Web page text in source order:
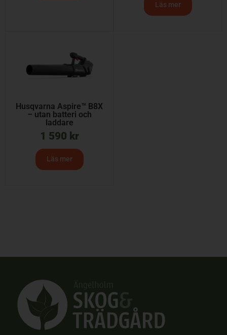
Läs mer
Husqvarna Aspire™ B8X
– utan batteri och
laddare
1 590 kr
Läs mer